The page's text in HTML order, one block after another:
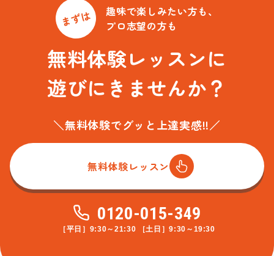
まずは
趣味で楽しみたい方も、
プロ志望の方も
無料体験レッスンに
遊びにきませんか？
＼無料体験でグッと上達実感!!／
無料体験レッスン
0120-015-349
［平日］9:30～21:30 ［土日］9:30～19:30